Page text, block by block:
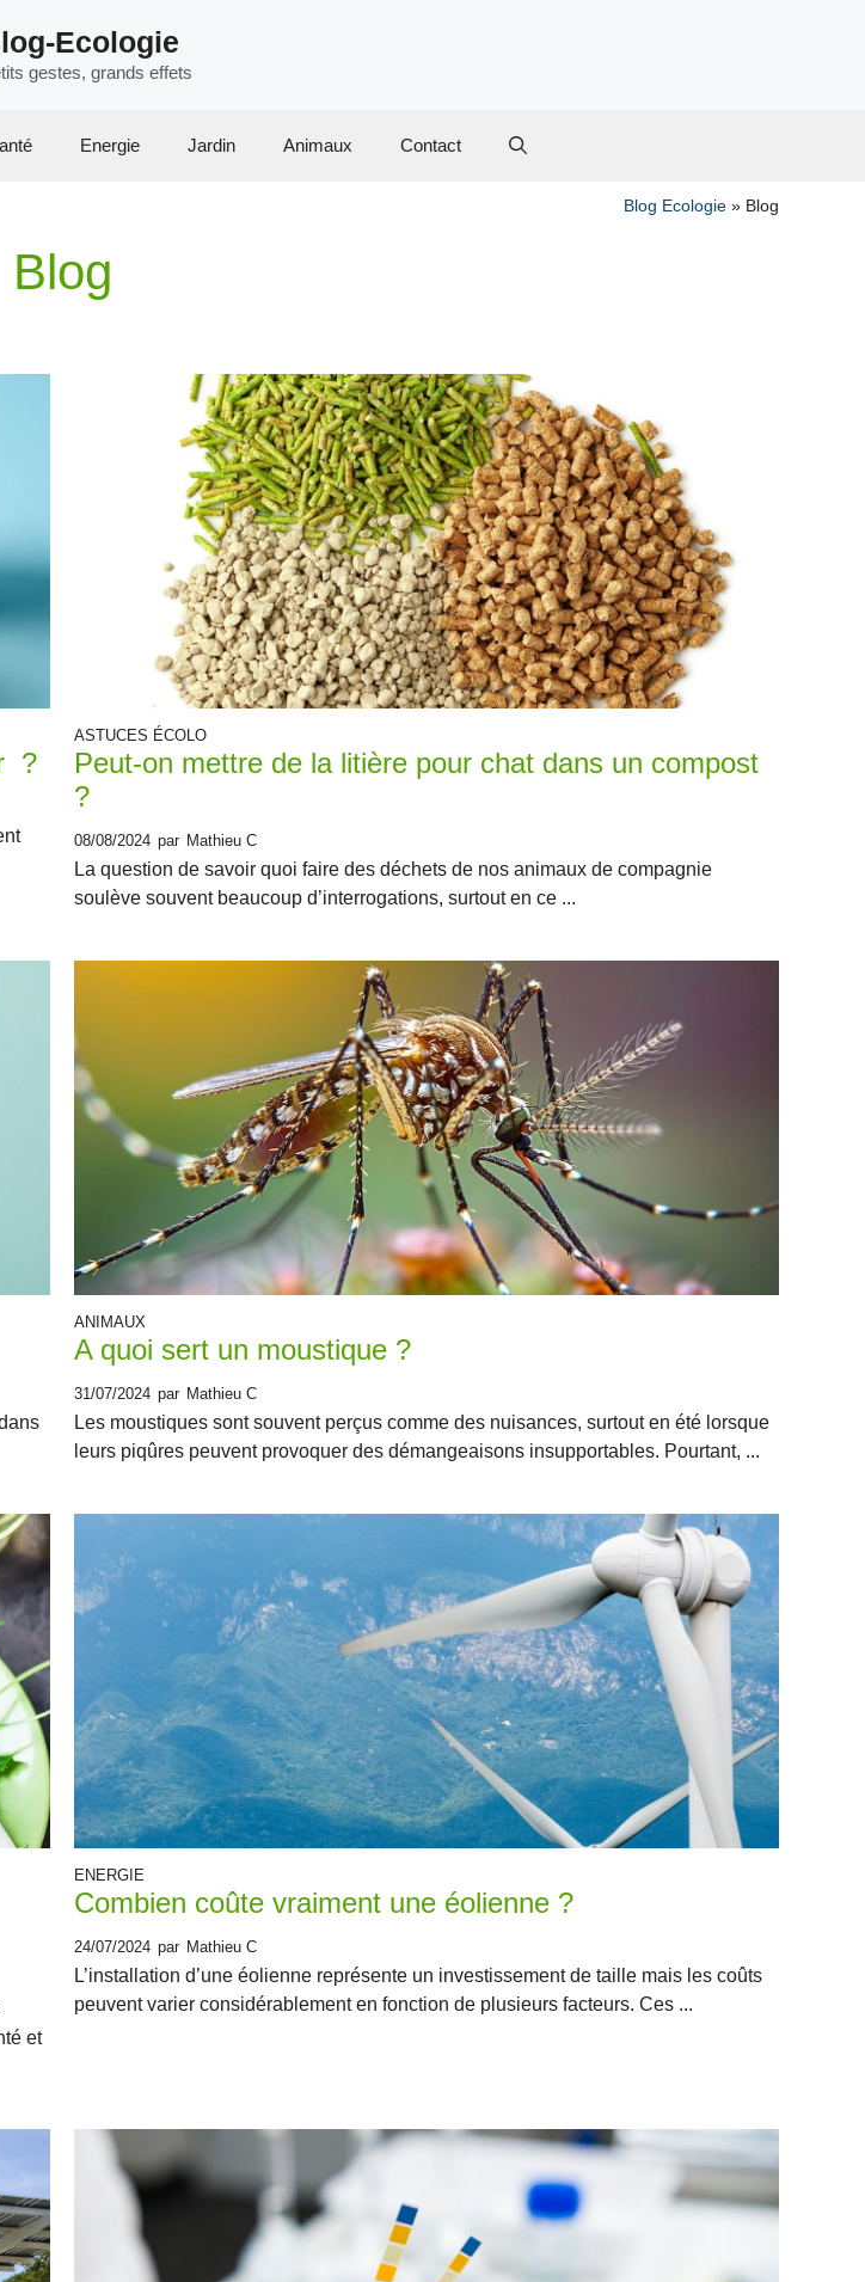
Ecologie
gestes, grands effets
Energie Jardin Animaux Contact
Blog Ecologie » Blog
Blog
?
ASTUCES ÉCOLO
Peut-on mettre de la litière pour chat dans un compost
?
08/08/2024 par Mathieu C
La question de savoir quoi faire des déchets de nos animaux de compagnie
soulève souvent beaucoup d’interrogations, surtout en ce ...
ANIMAUX
A quoi sert un moustique ?
31/07/2024 par Mathieu C
Les moustiques sont souvent perçus comme des nuisances, surtout en été lorsque
leurs piqûres peuvent provoquer des démangeaisons insupportables. Pourtant, ...
et
ENERGIE
Combien coûte vraiment une éolienne ?
24/07/2024 par Mathieu C
L’installation d’une éolienne représente un investissement de taille mais les coûts
peuvent varier considérablement en fonction de plusieurs facteurs. Ces ...